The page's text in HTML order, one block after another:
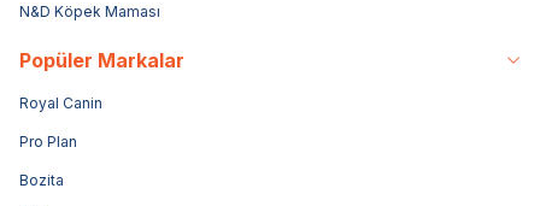
N&D Köpek Maması
Popüler Markalar
Royal Canin
Pro Plan
Bozita